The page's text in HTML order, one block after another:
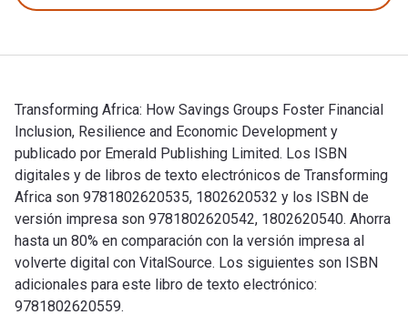
Transforming Africa: How Savings Groups Foster Financial
Inclusion, Resilience and Economic Development y
publicado por Emerald Publishing Limited. Los ISBN
digitales y de libros de texto electrónicos de Transforming
Africa son 9781802620535, 1802620532 y los ISBN de
versión impresa son 9781802620542, 1802620540. Ahorra
hasta un 80% en comparación con la versión impresa al
volverte digital con VitalSource. Los siguientes son ISBN
adicionales para este libro de texto electrónico:
9781802620559.